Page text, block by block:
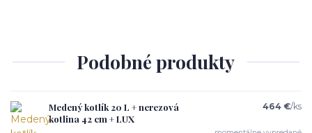
Podobné produkty
Medený kotlík 20 L + nerezová
kotlina 42 cm + LUX
464 €/ks